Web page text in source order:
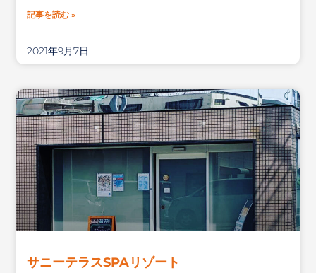
記事を読む »
2021年9月7日
サニーテラスSPAリゾート